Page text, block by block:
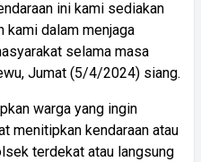
ini kami sediakan
kami dalam menjaga
selama masa
Jumat (5/4/2024) siang.
warga yang ingin
menitipkan kendaraan atau
terdekat atau langsung